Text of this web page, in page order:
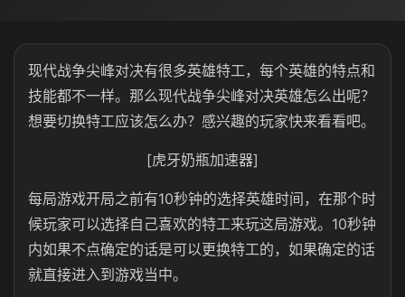
现代战争尖峰对决有很多英雄特工，每个英雄的特点和
技能都不一样。那么现代战争尖峰对决英雄怎么出呢？
想要切换特工应该怎么办？感兴趣的玩家快来看看吧。
[虎牙奶瓶加速器]
每局游戏开局之前有10秒钟的选择英雄时间，在那个时
候玩家可以选择自己喜欢的特工来玩这局游戏。10秒钟
内如果不点确定的话是可以更换特工的，如果确定的话
就直接进入到游戏当中。